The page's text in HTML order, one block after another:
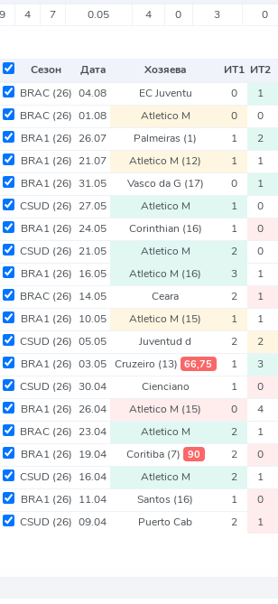
9 4 7 0.05 4 0 3 0
Сезон Дата Хозяева ИТ1 ИТ2
BRAC (26) 04.08 EC Juventu 0 1
BRAC (26) 01.08 Atletico M 0 0
BRA1 (26) 26.07 Palmeiras (1) 1 2
BRA1 (26) 21.07 Atletico M (12) 1 1
BRA1 (26) 31.05 Vasco da G (17) 0 1
CSUD (26) 27.05 Atletico M 1 0
BRA1 (26) 24.05 Corinthian (16) 1 0
CSUD (26) 21.05 Atletico M 2 0
BRA1 (26) 16.05 Atletico M (16) 3 1
BRAC (26) 14.05 Ceara 2 1
BRA1 (26) 10.05 Atletico M (15) 1 1
CSUD (26) 05.05 Juventud d 2 2
BRA1 (26) 03.05 Cruzeiro (13) 66,75 1 3
CSUD (26) 30.04 Cienciano 1 0
BRA1 (26) 26.04 Atletico M (15) 0 4
BRAC (26) 23.04 Atletico M 2 1
BRA1 (26) 19.04 Coritiba (7) 90 2 0
CSUD (26) 16.04 Atletico M 2 1
BRA1 (26) 11.04 Santos (16) 1 0
CSUD (26) 09.04 Puerto Cab 2 1